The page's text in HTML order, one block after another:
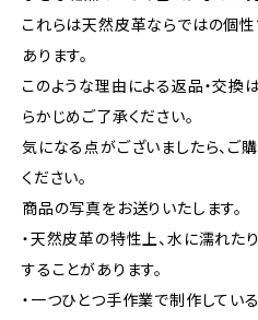
これらは天然皮革ならではの個性
あります。
このような理由による返品・交換
らかじめご了承ください。
気になる点がございましたら、ご
ください。
商品の写真をお送りいたします。
・天然皮革の特性上、水に濡れた
することがあります。
・一つひとつ手作業で制作してい